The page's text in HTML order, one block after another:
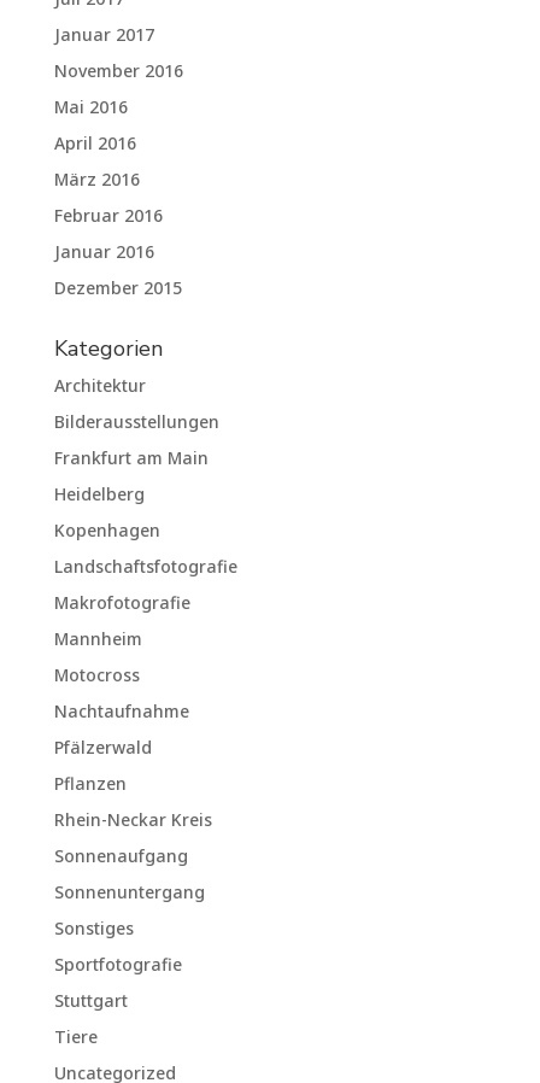
Januar 2017
November 2016
Mai 2016
April 2016
März 2016
Februar 2016
Januar 2016
Dezember 2015
Kategorien
Architektur
Bilderausstellungen
Frankfurt am Main
Heidelberg
Kopenhagen
Landschaftsfotografie
Makrofotografie
Mannheim
Motocross
Nachtaufnahme
Pfälzerwald
Pflanzen
Rhein-Neckar Kreis
Sonnenaufgang
Sonnenuntergang
Sonstiges
Sportfotografie
Stuttgart
Tiere
Uncategorized